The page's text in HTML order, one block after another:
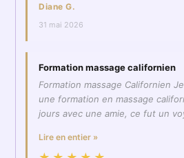
Diane G.
31 mai 2026
Formation massage californien
Formation massage Californien
une formation en massage
jours avec une amie, ce fut un
Lire en entier »